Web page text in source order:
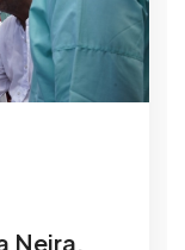
Neira,